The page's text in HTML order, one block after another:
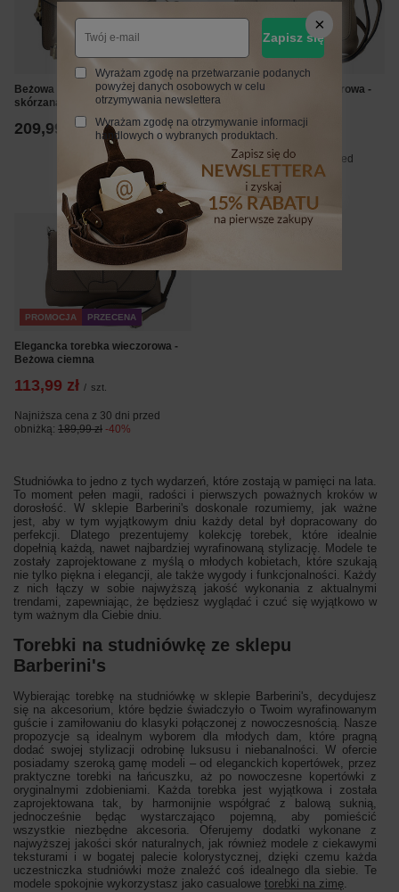
Beżowa ciemna torebka wizytowa
skórzana
209,99 zł / szt.
PROMOCJA PRZECENA
Elegancka torebka wieczorowa -
Beżowa
113,99 zł
Najniższa cena z 30 dni przed
obniżką: 189,99 zł -40%
PROMOCJA PRZECENA
Elegancka torebka wieczorowa -
Beżowa ciemna
113,99 zł / szt.
Najniższa cena z 30 dni przed
obniżką: 189,99 zł -40%
Studniówka to jedno z tych wydarzeń, które zostają w pamięci na lata.
To moment pełen magii, radości i pierwszych poważnych kroków w
dorosłość. W sklepie Barberini's doskonale rozumiemy, jak ważne
jest, aby w tym wyjątkowym dniu każdy detal był dopracowany do
perfekcji. Dlatego prezentujemy kolekcję torebek, które idealnie
dopełnią każdą, nawet najbardziej wyrafinowaną stylizację. Modele te
zostały zaprojektowane z myślą o młodych kobietach, które szukają
nie tylko piękna i elegancji, ale także wygody i funkcjonalności. Każdy
z nich łączy w sobie najwyższą jakość wykonania z aktualnymi
trendami, zapewniając, że będziesz wyglądać i czuć się wyjątkowo w
tym ważnym dla Ciebie dniu.
Torebki na studniówkę ze sklepu
Barberini's
Wybierając torebkę na studniówkę w sklepie Barberini's, decydujesz
się na akcesorium, które będzie świadczyło o Twoim wyrafinowanym
guście i zamiłowaniu do klasyki połączonej z nowoczesnością. Nasze
propozycje są idealnym wyborem dla młodych dam, które pragną
dodać swojej stylizacji odrobinę luksusu i niebanalności. W ofercie
posiadamy szeroką gamę modeli – od eleganckich kopertówek, przez
praktyczne torebki na łańcuszku, aż po nowoczesne kopertówki z
oryginalnymi zdobieniami. Każda torebka jest wyjątkowa i została
zaprojektowana tak, by harmonijnie współgrać z balową suknią,
jednocześnie będąc wystarczająco pojemną, aby pomieścić
wszystkie niezbędne akcesoria. Oferujemy dodatki wykonane z
najwyższej jakości skór naturalnych, jak również modele z ciekawymi
teksturami i w bogatej palecie kolorystycznej, dzięki czemu każda
uczestniczka studniówki może znaleźć coś idealnego dla siebie. Te
modele spokojnie wykorzystasz jako casualowe torebki na zimę.
Zapisz się
Wyrażam zgodę na przetwarzanie podanych
powyżej danych osobowych w celu
otrzymywania newslettera
Wyrażam zgodę na otrzymywanie informacji
handlowych o wybranych produktach.